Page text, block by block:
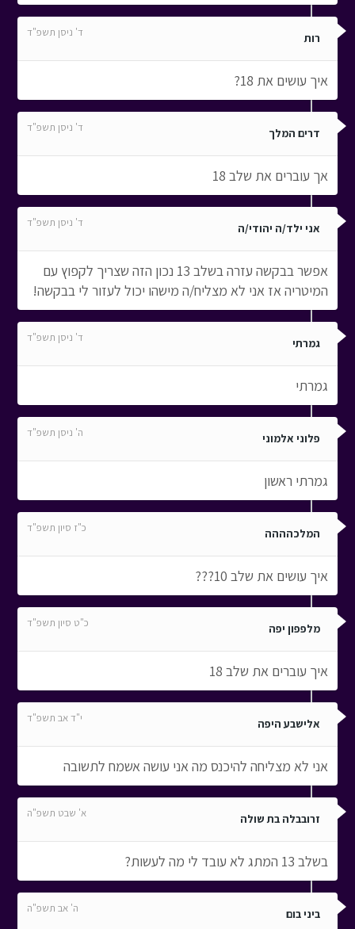
רות ד' ניסן תשפ"ד
איך עושים את 18?
דרים המלך ד' ניסן תשפ"ד
אך עוברים את שלב 18
אני ילד/ה יהודי/ה ד' ניסן תשפ"ד
אפשר בבקשה עזרה בשלב 13 נכון הזה שצריך לקפוץ עם
המיטריה אז אני לא מצליח/ה מישהו יכול לעזור לי בבקשה!
גמרתי ד' ניסן תשפ"ד
גמרתי
פלוני אלמוני ה' ניסן תשפ"ד
גמרתי ראשון
המלכהההה כ"ז סיון תשפ"ד
איך עושים את שלב 10???
מלפפון יפה כ"ט סיון תשפ"ד
איך עוברים את שלב 18
אלישבע היפה י"ד אב תשפ"ד
אני לא מצליחה להיכנס מה אני עושה אשמח לתשובה
זרובבלה בת שולה א' שבט תשפ"ה
בשלב 13 המתג לא עובד לי מה לעשות?
ביני בום ה' אב תשפ"ה